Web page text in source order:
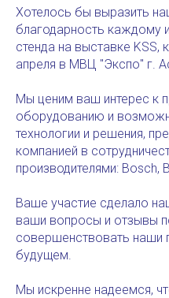
Хотелось бы выразить
благодарность каждому
стенда на выставке KSS,
апреля в МВЦ "Экспо" г.
Мы ценим ваш интерес к
оборудованию и
технологии и решения,
компанией в
производителями: Bosch,
Ваше участие сделало
ваши вопросы и отзывы
совершенствовать наши
будущем.
Мы искренне надеемся,